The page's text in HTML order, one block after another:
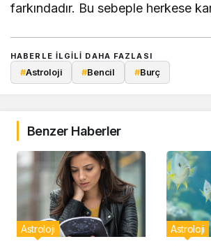
farkındadır. Bu sebeple herkese
HABERLE ILGILI DAHA FAZLASI
#Astroloji #Bencil #Burç
Benzer Haberler
Astroloji Astroloji